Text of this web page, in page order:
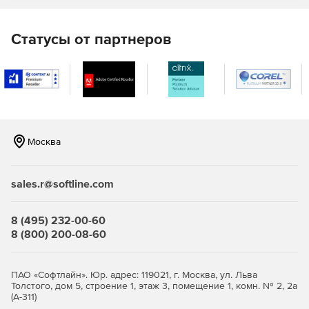
Импорт
Впечатляющая скорость импорта больших данных.
Увеличение скорости достигается за счет полного
Origin поддерживает более 30 форматов данных.
Origin с полной точностью.
помощью инструмента SQL Editor.
Зум и панорамирование
Статусы от партнеров
Москва
sales.r@softline.com
8 (495) 232-00-60
8 (800) 200-08-60
ПАО «Софтлайн». Юр. адрес: 119021, г. Москва, ул. Льва
Толстого, дом 5, строение 1, этаж 3, помещение 1, комн. № 2, 2а
(А-311)